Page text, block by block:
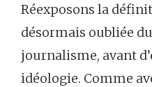
Réexposons la
désormais oubliée
journalisme, avant
idéologie. Comme